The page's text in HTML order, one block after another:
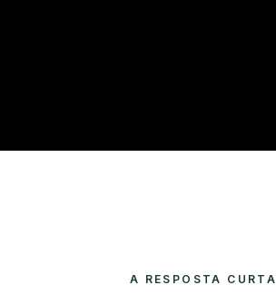
A RESPOSTA CURTA